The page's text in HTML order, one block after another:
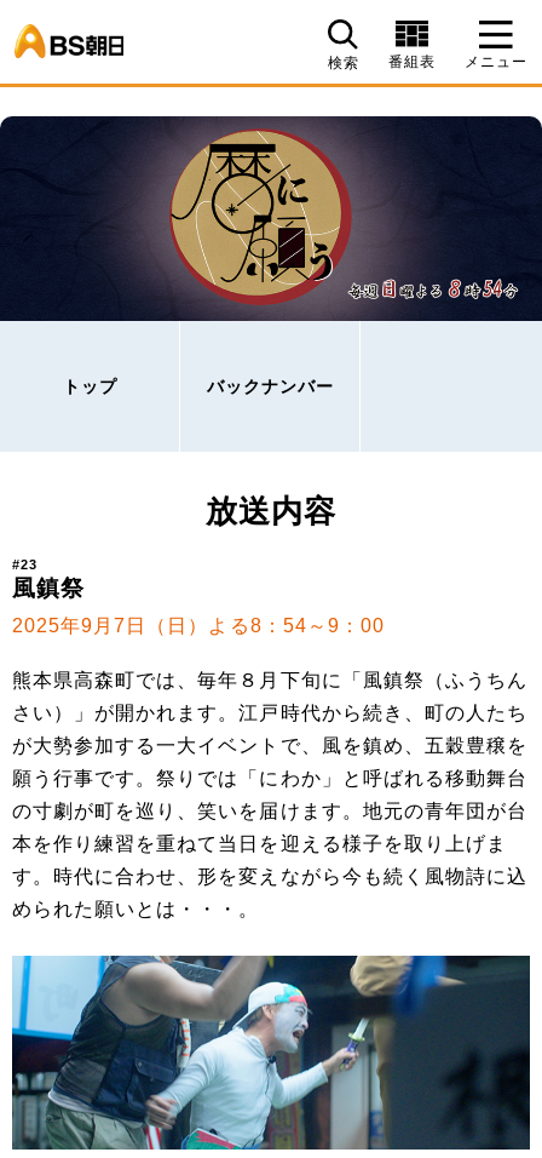
検索 番組表 メニュー
トップ バックナンバー
放送内容
#23
風鎮祭
2025年9月7日（日）よる8：54～9：00
熊本県高森町では、毎年８月下旬に「風鎮祭（ふうちん
さい）」が開かれます。江戸時代から続き、町の人たち
が大勢参加する一大イベントで、風を鎮め、五穀豊穣を
願う行事です。祭りでは「にわか」と呼ばれる移動舞台
の寸劇が町を巡り、笑いを届けます。地元の青年団が台
本を作り練習を重ねて当日を迎える様子を取り上げま
す。時代に合わせ、形を変えながら今も続く風物詩に込
められた願いとは・・・。